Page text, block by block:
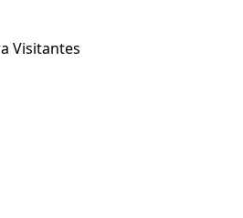
Visitantes